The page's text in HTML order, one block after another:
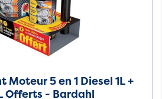
Moteur 5 en 1 Diesel 1L +
Offerts - Bardahl